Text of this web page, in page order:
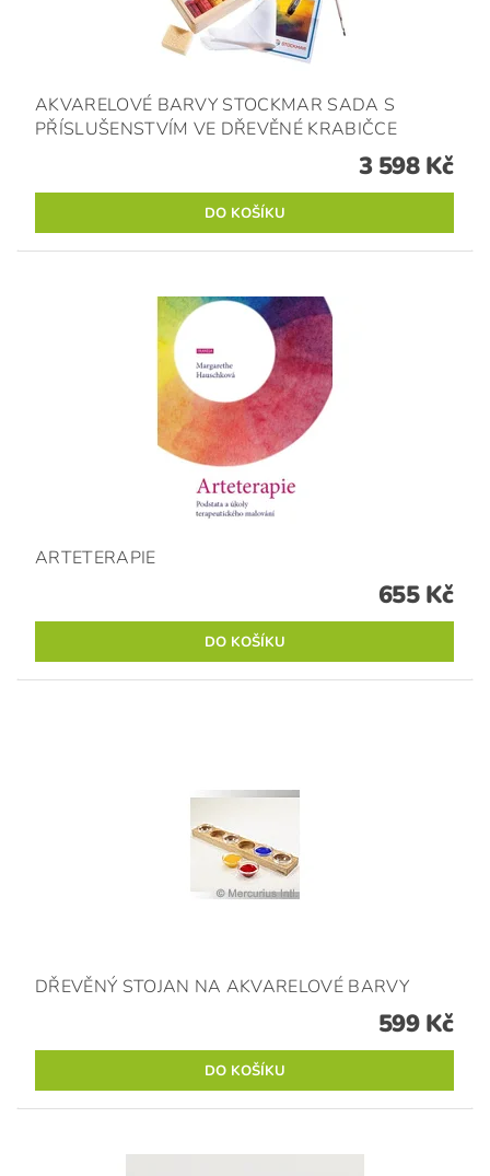
AKVARELOVÉ BARVY STOCKMAR SADA S
PŘÍSLUŠENSTVÍM VE DŘEVĚNÉ KRABIČCE
3 598 Kč
ARTETERAPIE
655 Kč
DŘEVĚNÝ STOJAN NA AKVARELOVÉ BARVY
599 Kč